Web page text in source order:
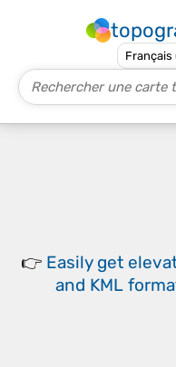
👉 Easily get
and KML